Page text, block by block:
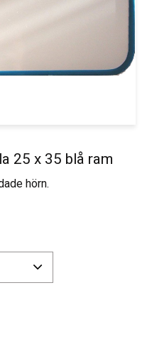
25 x 35 blå ram
hörn.